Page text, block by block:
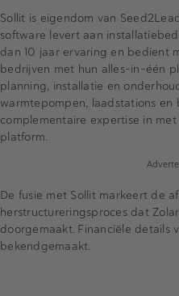
Sollit is eigendom van
software levert aan
dan 10 jaar ervaring en bedient
bedrijven met hun alles-in-één
planning, installatie en
warmtepompen, laadstations en
complementaire expertise in
platform.
De fusie met Sollit markeert de
herstructureringsproces dat
doorgemaakt. Financiële details
bekendgemaakt.